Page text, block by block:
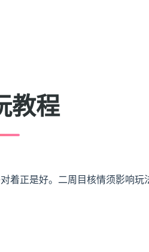
教程
正是好。二周目核情须影响